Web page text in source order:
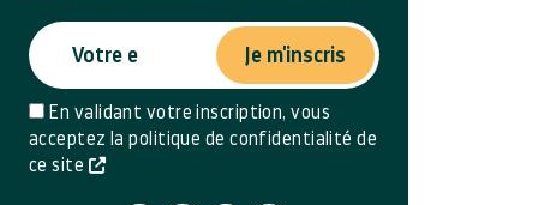
En validant votre inscription, vous
acceptez la politique de confidentialité de
ce site
Je m'inscris